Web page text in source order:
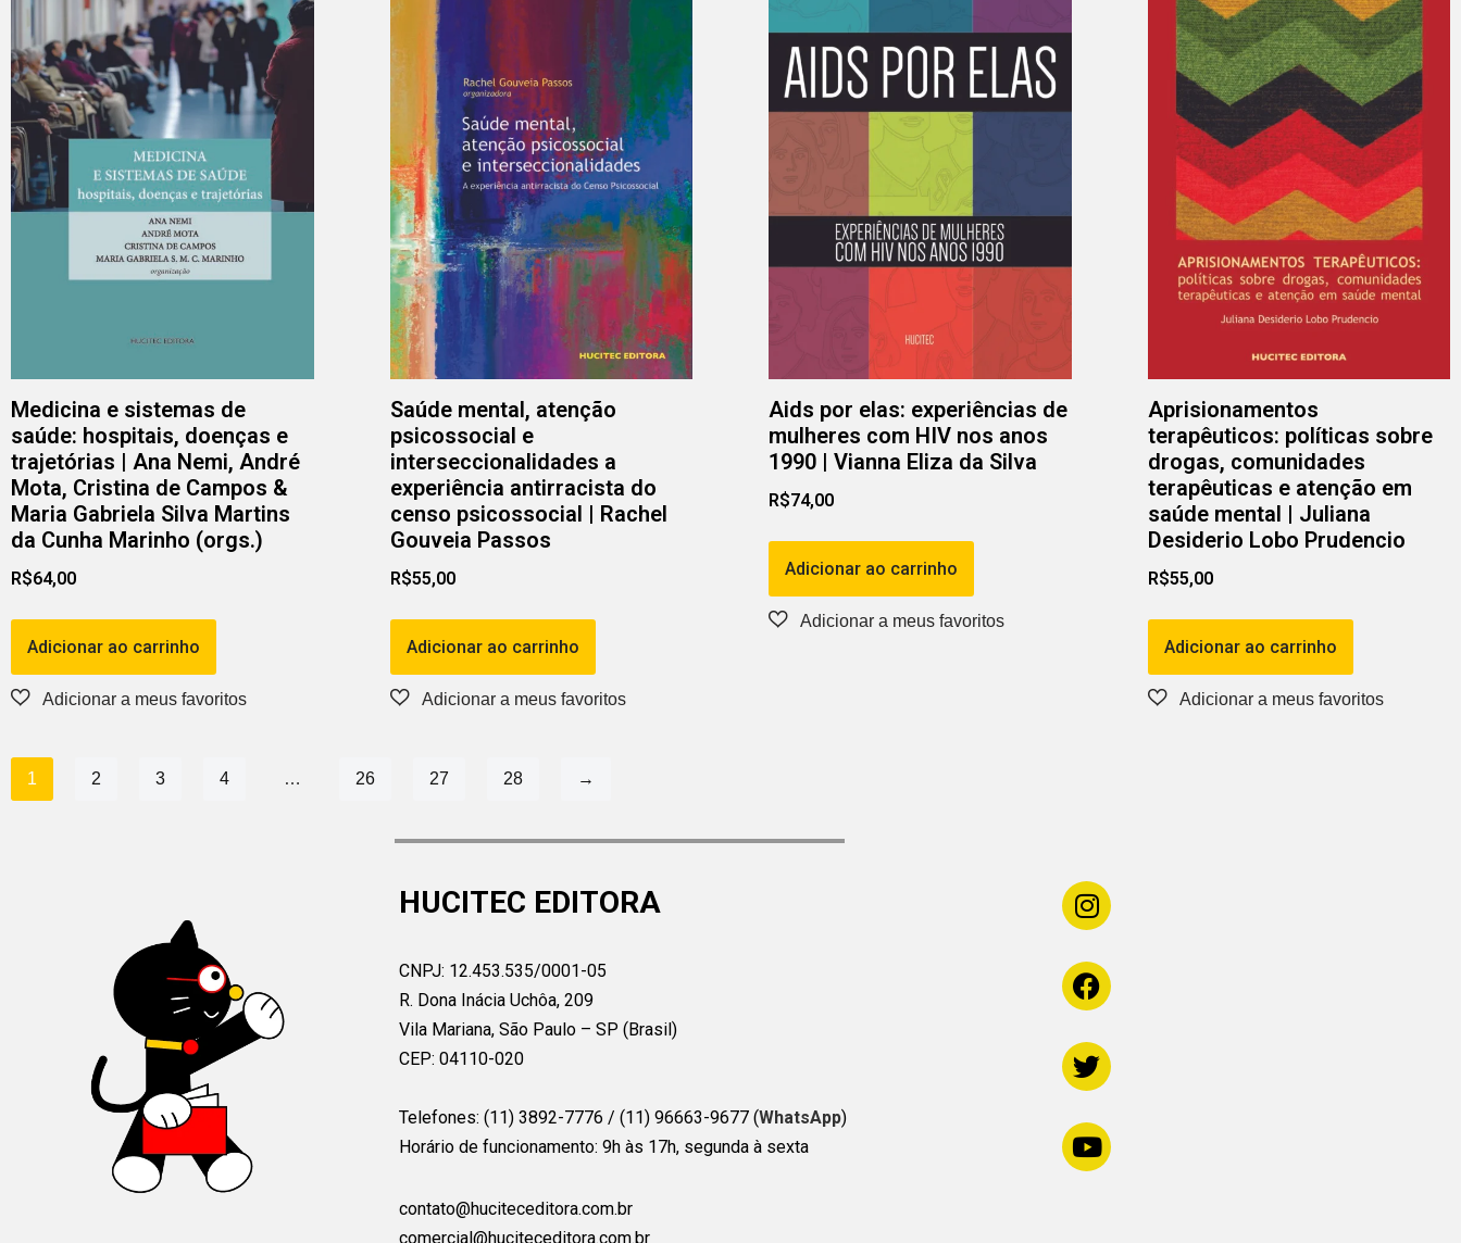
Medicina e sistemas de
saúde: hospitais, doenças e
trajetórias | Ana Nemi, André
Mota, Cristina de Campos &
Maria Gabriela Silva Martins
da Cunha Marinho (orgs.)
R$64,00
Adicionar ao carrinho
Saúde mental, atenção
psicossocial e
interseccionalidades a
experiência antirracista do
censo psicossocial | Rachel
Gouveia Passos
R$55,00
Adicionar ao carrinho
Aids por elas: experiências de
mulheres com HIV nos anos
1990 | Vianna Eliza da Silva
R$74,00
Adicionar ao carrinho
Aprisionamentos
terapêuticos: políticas sobre
drogas, comunidades
terapêuticas e atenção em
saúde mental | Juliana
Desiderio Lobo Prudencio
R$55,00
Adicionar ao carrinho
1 2 3 4 … 26 27 28 →
HUCITEC EDITORA
CNPJ: 12.453.535/0001-05
R. Dona Inácia Uchôa, 209
Vila Mariana, São Paulo – SP (Brasil)
CEP: 04110-020
Telefones: (11) 3892-7776 / (11) 96663-9677 (WhatsApp)
Horário de funcionamento: 9h às 17h, segunda à sexta
contato@huciteceditora.com.br
comercial@huciteceditora.com.br